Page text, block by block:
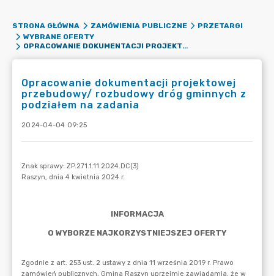
STRONA GŁÓWNA ZAMÓWIENIA PUBLICZNE
PRZETARGI
WYBRANE OFERTY
OPRACOWANIE DOKUMENTACJI PROJEKTOWEJ PRZEBUDOWY/ ROZBUDOWY DRÓG GMINNYCH Z PODZIAŁEM NA ZADANIA
Opracowanie dokumentacji projektowej
przebudowy/ rozbudowy dróg gminnych z
podziałem na zadania
2024-04-04 09:25